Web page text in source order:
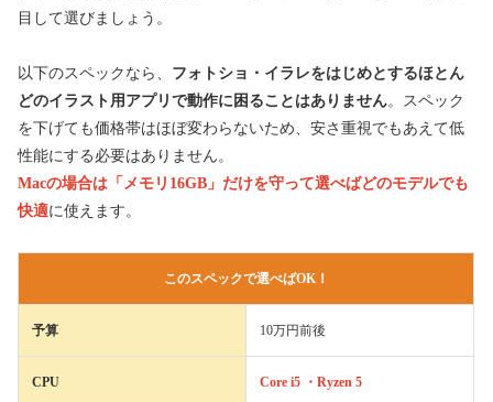
目して選びましょう。
以下のスペックなら、 フォトショ・イラレをはじめとするほとん
どのイラスト用アプリで動作に困ることはありません。スペック
を下げても価格帯はほぼ変わらないため、安さ重視でもあえて低
性能にする必要はありません。
Macの場合は「メモリ16GB」だけを守って選べばどのモデルでも
快適に使えます。
このスペックで選べばOK！
予算 10万円前後
CPU Core i5 ・Ryzen 5